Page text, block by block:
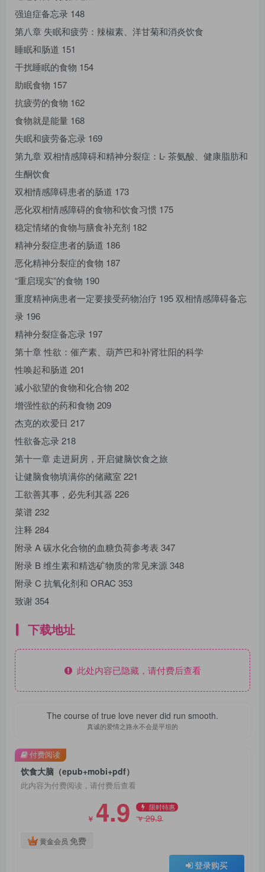
强迫症备忘录 148
第八章 失眠和疲劳：辣椒素、洋甘菊和消炎饮食
睡眠和肠道 151
干扰睡眠的食物 154
助眠食物 157
抗疲劳的食物 162
食物就是能量 168
失眠和疲劳备忘录 169
第九章 双相情感障碍和精神分裂症：L- 茶氨酸、健康脂肪和
生酮饮食
双相情感障碍患者的肠道 173
恶化双相情感障碍的食物和饮食习惯 175
稳定情绪的食物与膳食补充剂 182
精神分裂症患者的肠道 186
恶化精神分裂症的食物 187
“重启现实”的食物 190
重度精神病患者一定要接受药物治疗 195 双相情感障碍备忘
录 196
精神分裂症备忘录 197
第十章 性欲：催产素、葫芦巴和补肾壮阳的科学
性唤起和肠道 201
减小欲望的食物和化合物 202
增强性欲的药和食物 209
杰克的欢爱日 217
性欲备忘录 218
第十一章 走进厨房，开启健脑饮食之旅
让健脑食物填满你的储藏室 221
工欲善其事，必先利其器 226
菜谱 232
注释 284
附录 A 碳水化合物的血糖负荷参考表 347
附录 B 维生素和精选矿物质的常见来源 348
附录 C 抗氧化剂和 ORAC 353
致谢 354
下载地址
此处内容已隐藏，请付费后查看
The course of true love never did run smooth.
真诚的爱情之路永不会是平坦的
饮食大脑（epub+mobi+pdf）
此内容为付费阅读，请付费后查看
￥ 4.9 限时特惠
￥29.9
黄金会员 免费
登录购买
付费阅读